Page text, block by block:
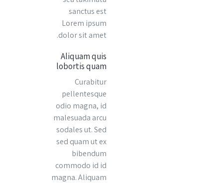
sanctus est
Lorem ipsum
dolor sit amet.
Aliquam quis
lobortis quam
Curabitur
pellentesque
odio magna, id
malesuada arcu
sodales ut. Sed
sed quam ut ex
bibendum
commodo id id
magna. Aliquam